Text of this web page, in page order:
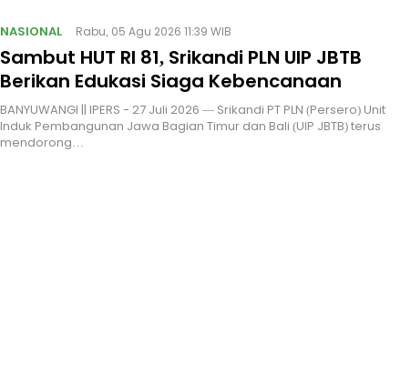
NASIONAL Rabu, 05 Agu 2026 11:39 WIB
Sambut HUT RI 81, Srikandi PLN UIP JBTB
Berikan Edukasi Siaga Kebencanaan
BANYUWANGI || IPERS - 27 Juli 2026 — Srikandi PT PLN (Persero) Unit
Induk Pembangunan Jawa Bagian Timur dan Bali (UIP JBTB) terus
mendorong…